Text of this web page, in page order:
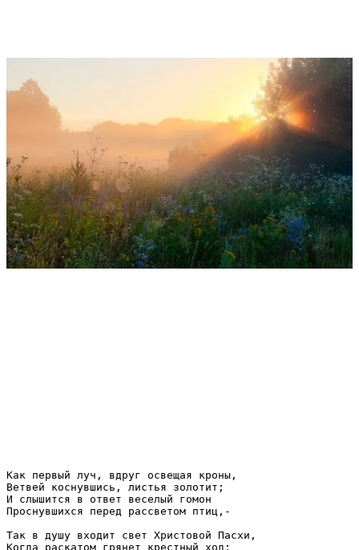
Как первый луч, вдруг освещая кроны,
Ветвей коснувшись, листья золотит;
И слышится в ответ веселый гомон
Проснувшихся перед рассветом птиц,-
Так в душу входит свет Христовой Пасхи,
Когда раскатом грянет крестный ход: